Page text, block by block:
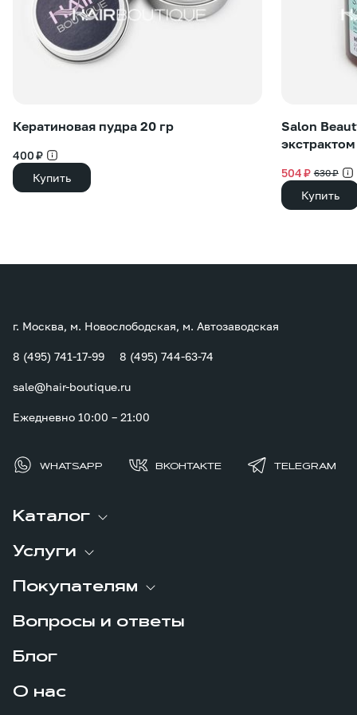
Кератиновая пудра 20 гр
400 ₽
Купить
Salon
504 ₽ 630 ₽
Купить
Каталог
Услуги
Покупателям
Вопросы и ответы
Блог
О нас
г. Москва, м. Новослободская, м. Автозаводская
8 (495) 741-17-99 8 (495) 744-63-74
sale@hair-boutique.ru
Ежедневно 10:00 – 21:00
WHATSAPP ВКОНТАКТЕ TELEGRAM